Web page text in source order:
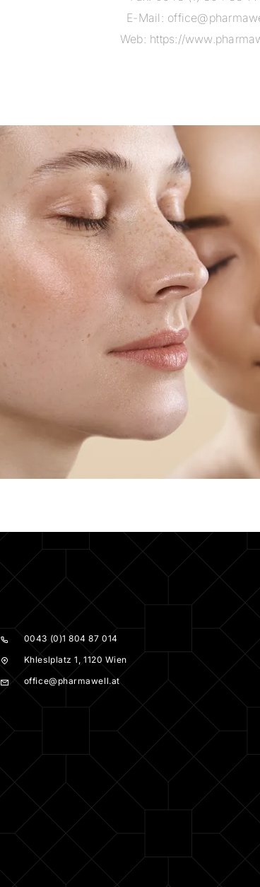
E-Mail:
Web: https://
0043 (0)1 804 87 014
Khleslplatz 1, 1120 Wien
office@pharmawell.at